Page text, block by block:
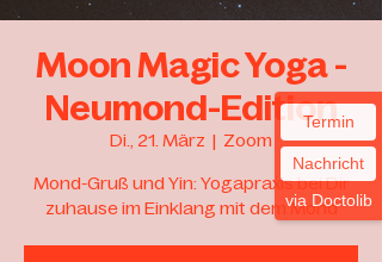
Termin
Nachricht
via Doctolib
Moon Magic Yoga -
Neumond-Edition
Di., 21. März
  |
Zoom
Mond-Gruß und Yin: Yogapraxis bei Dir
zuhause im Einklang mit dem Mond